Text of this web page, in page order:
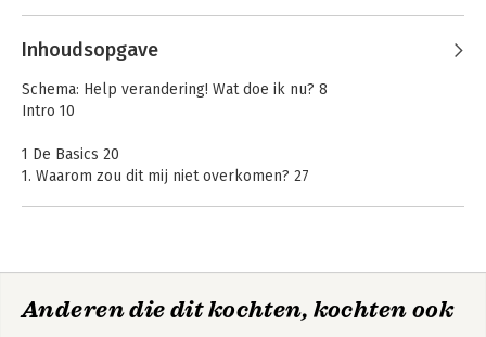
Andere boeken door Florence Pérès
Inhoudsopgave
Schema: Help verandering! Wat doe ik nu? 8
Intro 10
1 De Basics 20
1. Waarom zou dit mij niet overkomen? 27
2 Train je brein 68
Anderen die dit kochten, kochten ook